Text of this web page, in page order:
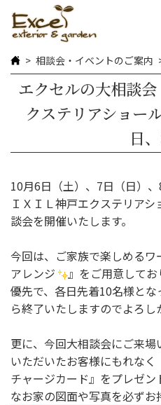
相談会・イベントのご案内
エクセルの大相談
クステリアショー
日
10月6日（土）、7日（日）
ＩＸＩＬ神戸エクステリア
談会を開催いたします。
今回は、ご家族で楽しめる
アレンジ
』をご用意して
優先で、各日先着10名様と
ら終了いたしますのでよろし
更に、今回大相談会にご来
いただいたお客様にもれな
チャージカード』をプレゼ
なお家の図面や写真を必ずお